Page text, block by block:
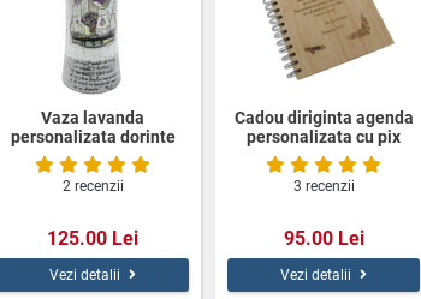
Vaza lavanda
personalizata dorinte
2 recenzii
125.00 Lei
Vezi detalii
Cadou diriginta agenda
personalizata cu pix
3 recenzii
95.00 Lei
Vezi detalii